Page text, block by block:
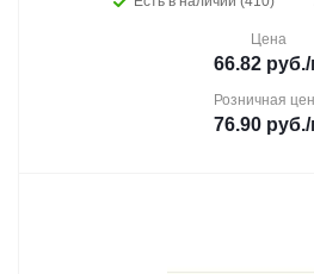
Цена
66.82руб.
Розничная
76.90руб.